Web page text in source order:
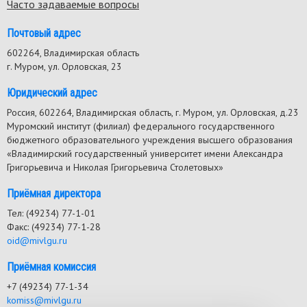
Часто задаваемые вопросы
Почтовый адрес
602264, Владимирская область
г. Муром, ул. Орловская, 23
Юридический адрес
Россия, 602264, Владимирская область, г. Муром, ул. Орловская, д.23
Муромский институт (филиал) федерального государственного
бюджетного образовательного учреждения высшего образования
«Владимирский государственный университет имени Александра
Григорьевича и Николая Григорьевича Столетовых»
Приёмная директора
Тел: (49234) 77-1-01
Факс: (49234) 77-1-28
oid@mivlgu.ru
Приёмная комиссия
+7 (49234) 77-1-34
komiss@mivlgu.ru